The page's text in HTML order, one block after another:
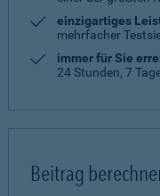
einzigartiges
mehrfacher
immer für Sie
24 Stunden, 7
Beitrag